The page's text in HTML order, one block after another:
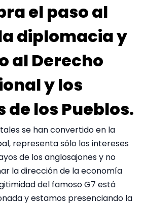
el paso al
diplomacia y
al Derecho
y los
de los Pueblos.
se han convertido en la
representa sólo los intereses
de los anglosajones y no
la dirección de la economía
del famoso G7 está
y estamos presenciando la